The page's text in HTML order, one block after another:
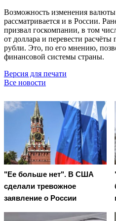
Возможность изменения валюты
рассматривается и в России.
призвал госкомпании, в том
от доллара и перевести
рубли. Это, по его мнению,
финансовой системы страны.
Версия для печати
Все новости
"Ее больше нет". В США
сделали тревожное
заявление о России